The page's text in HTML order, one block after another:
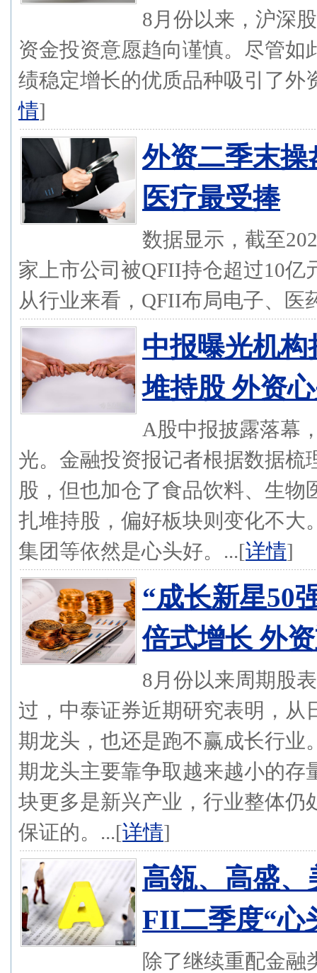
8月份以来，沪深
资金投资意愿趋向谨慎。尽管
绩稳定增长的优质品种吸引了外
情]
外资二季末
医疗最受捧
数据显示，截至
家上市公司被QFII持仓超过10
从行业来看，QFII布局电子、医
中报曝光机
堆持股 外资
A股中报披露落幕
光。金融投资报记者根据数据梳
股，但也加仓了食品饮料、生
扎堆持股，偏好板块则变化不大
集团等依然是心头好。...[详情]
“成长新星50
倍式增长 外
8月份以来周期股
过，中泰证券近期研究表明，从
期龙头，也还是跑不赢成长行业
期龙头主要靠争取越来越小的存
块更多是新兴产业，行业整体仍
保证的。...[详情]
高瓴、高盛
FII二季度“心
除了继续重配金融